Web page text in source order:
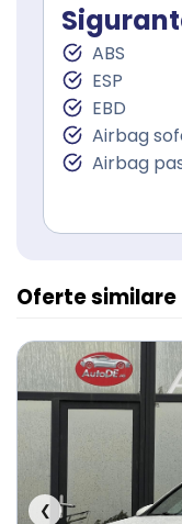
Lumini de
Lumini de zi
Senzori
Frana
ABS
ESP
EBD
Airbag
Airbag
Isofix
Oferte similare
❮